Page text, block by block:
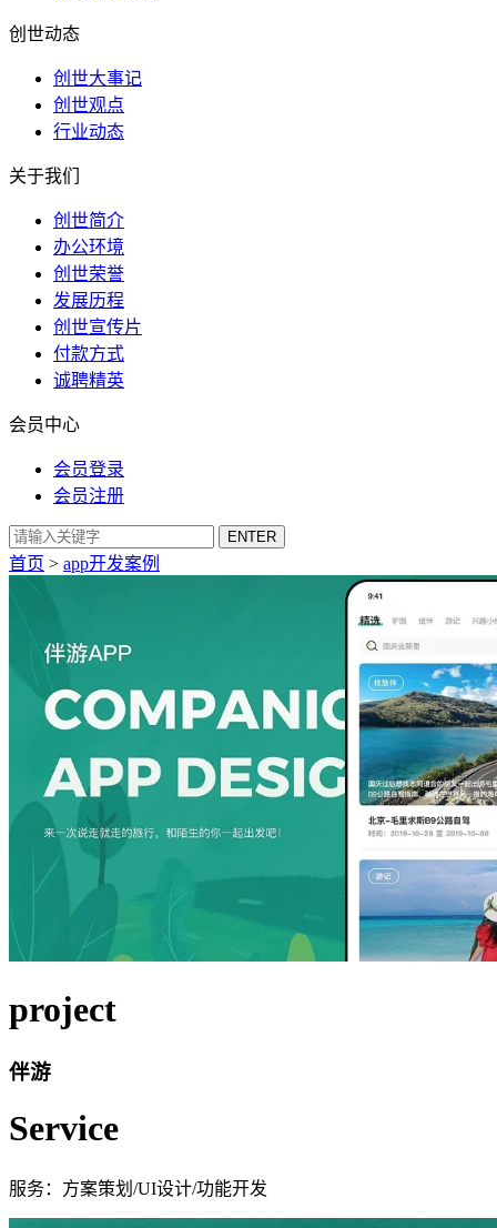
创世动态
创世大事记
创世观点
行业动态
关于我们
创世简介
办公环境
创世荣誉
发展历程
创世宣传片
付款方式
诚聘精英
会员中心
会员登录
会员注册
首页 > app开发案例
project
伴游
Service
服务：方案策划/UI设计/功能开发